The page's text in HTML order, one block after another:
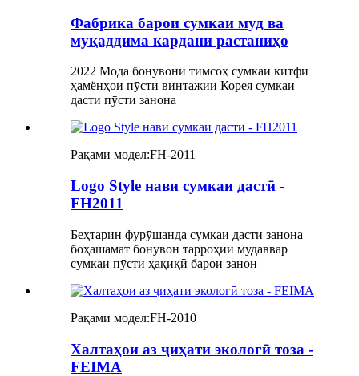
Фабрика барои сумкаи муд ва
муқаддима кардани растаниҳо
2022 Мода бонувони тимсоҳ сумкаи китфи
ҳамёнҳои пӯсти винтажии Корея сумкаи
дасти пӯсти занона
Рақами модел:FH-2011
Logo Style нави сумкаи дастӣ -
FH2011
Беҳтарин фурӯшанда сумкаи дасти занона
боҳашамат бонувон тарроҳии мудаввар
сумкаи пӯсти ҳақиқӣ барои занон
Рақами модел:FH-2010
Халтаҳои аз ҷиҳати экологӣ тоза -
FEIMA